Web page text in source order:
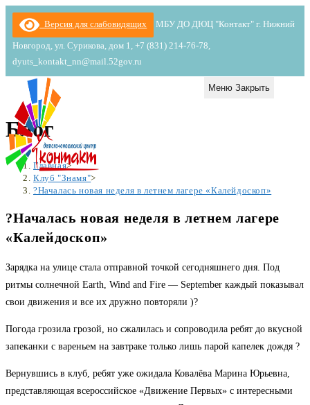
Перейти
содержимому
Версия для слабовидящих МБУ ДО ДЮЦ "Контакт" г. Нижний
Новгород, ул. Сурикова, дом 1, +7 (831) 214-76-78,
dyuts_kontakt_nn@mail.52gov.ru
Меню Закрыть
Блог
Главная>
Клуб "Знамя">
?Началась новая неделя в летнем лагере «Калейдоскоп»
?Началась новая неделя в летнем лагере
«Калейдоскоп»
Зарядка на улице стала отправной точкой сегодняшнего дня. Под
ритмы солнечной Earth, Wind and Fire — September каждый показывал
свои движения и все их дружно повторяли )?
Погода грозила грозой, но сжалилась и сопроводила ребят до вкусной
запеканки с вареньем на завтраке только лишь парой капелек дождя ?
Вернувшись в клуб, ребят уже ожидала Ковалёва Марина Юрьевна,
представляющая всероссийское «Движение Первых» с интересными